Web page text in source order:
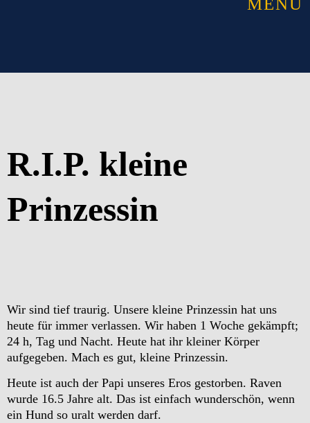
MENU
R.I.P. kleine
Prinzessin
Wir sind tief traurig. Unsere kleine Prinzessin hat uns
heute für immer verlassen. Wir haben 1 Woche gekämpft;
24 h, Tag und Nacht. Heute hat ihr kleiner Körper
aufgegeben. Mach es gut, kleine Prinzessin.
Heute ist auch der Papi unseres Eros gestorben. Raven
wurde 16.5 Jahre alt. Das ist einfach wunderschön, wenn
ein Hund so uralt werden darf.